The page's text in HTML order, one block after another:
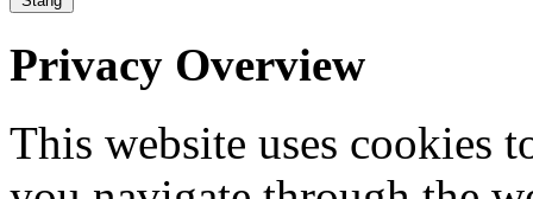
Privacy Overview
This website uses cookies